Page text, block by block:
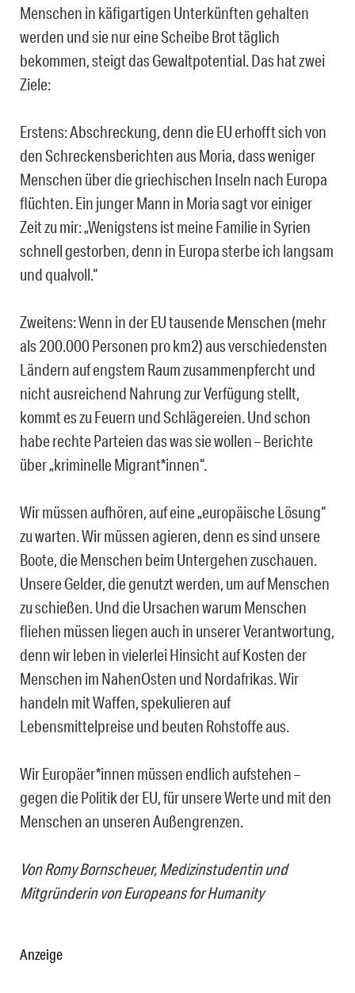
Menschen in käfigartigen Unterkünften gehalten
werden und sie nur eine Scheibe Brot täglich
bekommen, steigt das Gewaltpotential. Das hat zwei
Ziele:
Erstens: Abschreckung, denn die EU erhofft sich von
den Schreckensberichten aus Moria, dass weniger
Menschen über die griechischen Inseln nach Europa
flüchten. Ein junger Mann in Moria sagt vor einiger
Zeit zu mir: „Wenigstens ist meine Familie in Syrien
schnell gestorben, denn in Europa sterbe ich langsam
und qualvoll.“
Zweitens: Wenn in der EU tausende Menschen (mehr
als 200.000 Personen pro km2) aus verschiedensten
Ländern auf engstem Raum zusammenpfercht und
nicht ausreichend Nahrung zur Verfügung stellt,
kommt es zu Feuern und Schlägereien. Und schon
habe rechte Parteien das was sie wollen – Berichte
über „kriminelle Migrant*innen“.
Wir müssen aufhören, auf eine „europäische Lösung“
zu warten. Wir müssen agieren, denn es sind unsere
Boote, die Menschen beim Untergehen zuschauen.
Unsere Gelder, die genutzt werden, um auf Menschen
zu schießen. Und die Ursachen warum Menschen
fliehen müssen liegen auch in unserer Verantwortung,
denn wir leben in vielerlei Hinsicht auf Kosten der
Menschen im NahenOsten und Nordafrikas. Wir
handeln mit Waffen, spekulieren auf
Lebensmittelpreise und beuten Rohstoffe aus.
Wir Europäer*innen müssen endlich aufstehen –
gegen die Politik der EU, für unsere Werte und mit den
Menschen an unseren Außengrenzen.
Von Romy Bornscheuer, Medizinstudentin und
Mitgründerin von Europeans for Humanity
Anzeige